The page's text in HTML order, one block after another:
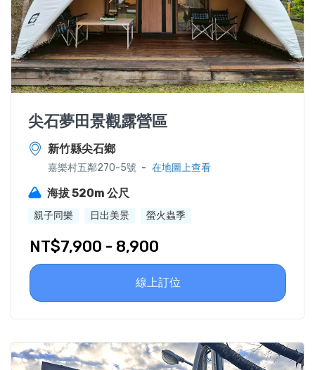
尖石夢田景觀露營區
新竹縣尖石鄉
嘉樂村五鄰270-5號 - 在地圖上查看
海拔 520m 公尺
親子同樂 日出美景 螢火蟲季
NT$7,900 - 8,900
線上訂位